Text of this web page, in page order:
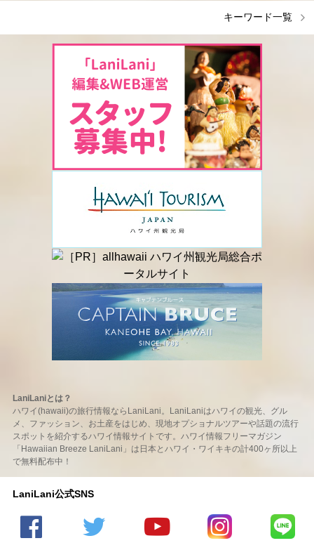
キーワード一覧
LaniLaniとは？
ハワイ(hawaii)の旅行情報ならLaniLani。LaniLaniはハワイの観光、グル
メ、ファッション、お土産をはじめ、現地オプショナルツアーや話題の流行
スポットを紹介するハワイ情報サイトです。ハワイ情報フリーマガジン
「Hawaiian Breeze LaniLani」は日本とハワイ・ワイキキの計400ヶ所以上
で無料配布中！
LaniLani公式SNS